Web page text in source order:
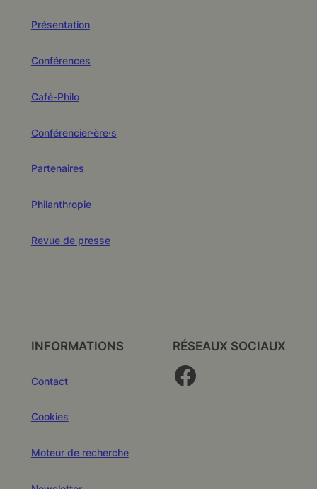
Présentation
Conférences
Café-Philo
Conférencier·ère·s
Partenaires
Philanthropie
Revue de presse
INFORMATIONS
Contact
Cookies
Moteur de recherche
RÉSEAUX SOCIAUX
Facebook